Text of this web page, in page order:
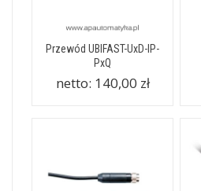
Przewód UBIFAST-UxD-IP-
PxQ
netto: 140,00 zł